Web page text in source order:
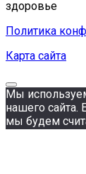
здоровье
Политика
Карта сайта
Мы
нашего сайта.
мы будем